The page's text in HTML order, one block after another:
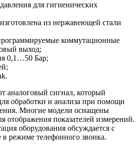
для гигиенических
из нержавеющей стали
коммутационные
выход;
0,1…50 Бар;
аналоговый сигнал, который
обработки и анализа при помощи
Многие модели оснащены
отображения показателей измерений.
оборудования обсуждается с
режиме телефонного звонка.